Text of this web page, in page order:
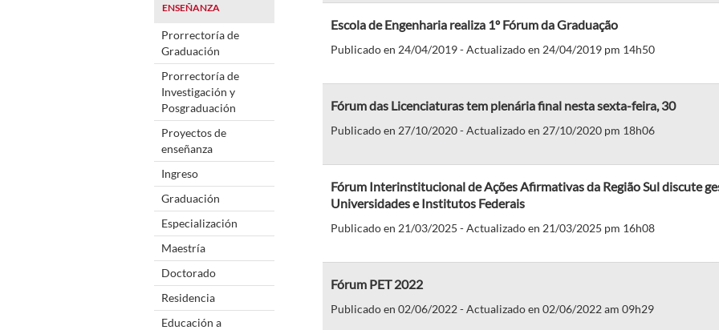
ENSEÑANZA
Prorrectoría de
Graduación
Prorrectoría de
Investigación y
Posgraduación
Proyectos de
enseñanza
Ingreso
Graduación
Especialización
Maestría
Doctorado
Residencia
Educación a
Escola de Engenharia realiza 1º Fórum da Graduação
Publicado en 24/04/2019 - Actualizado en 24/04/2019 pm 14h50
Fórum das Licenciaturas tem plenária final nesta sexta-feira, 30
Publicado en 27/10/2020 - Actualizado en 27/10/2020 pm 18h06
Fórum Interinstitucional de Ações Afirmativas da Região Sul discute
Universidades e Institutos Federais
Publicado en 21/03/2025 - Actualizado en 21/03/2025 pm 16h08
Fórum PET 2022
Publicado en 02/06/2022 - Actualizado en 02/06/2022 am 09h29